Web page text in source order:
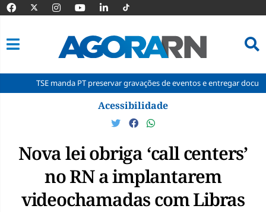
manda PT preservar gravações de eventos e entregar documentos à
Acessibilidade
Nova lei obriga ‘call centers’
no RN a implantarem
videochamadas com Libras